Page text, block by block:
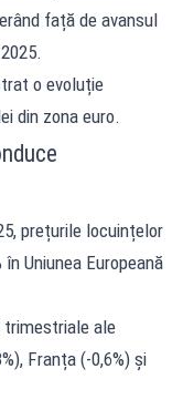
față de avansul
o evoluție
din zona euro.
prețurile locuințelor
Uniunea Europeană
trimestriale ale
Franța (-0,6%) și